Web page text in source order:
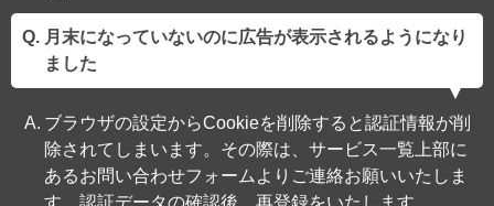
月末になっていないのに広告が表示されるようになり
ました
ブラウザの設定からCookieを削除すると認証情報が削
除されてしまいます。その際は、サービス一覧上部に
あるお問い合わせフォームよりご連絡お願いいたしま